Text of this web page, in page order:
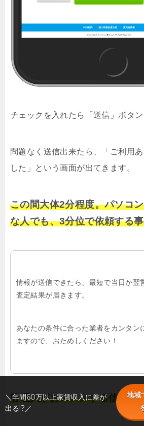
チェックを入れたら「送信」ボタン
問題なく送信出来たら、「ご利用
した」という画面が出てきます。
この間大体2分程度。パソコ
な人でも、3分位で依頼する
情報が送信できたら、最短で当日か翌
査定結果が届きます。
あなたの条件に合った業者をカンタン
ますので、おためしください！
管理人がおススメする信頼で
＼年間60万以上家賃収入に差が
出る!?／
地域